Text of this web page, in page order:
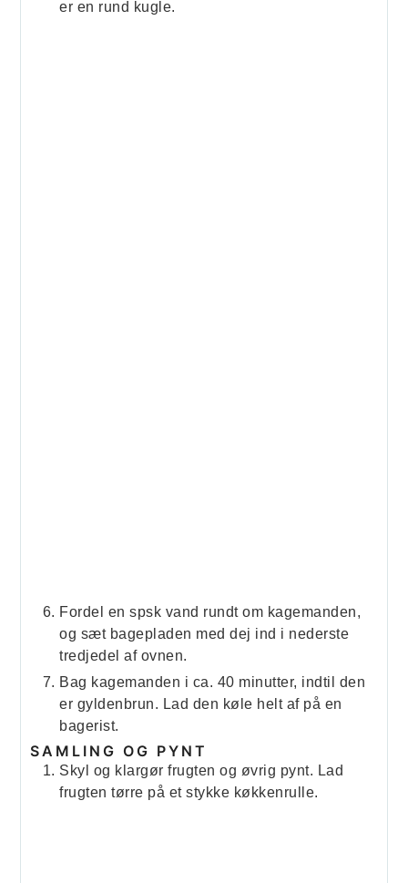
er en rund kugle.
Fordel en spsk vand rundt om kagemanden,
og sæt bagepladen med dej ind i nederste
tredjedel af ovnen.
Bag kagemanden i ca. 40 minutter, indtil den
er gyldenbrun. Lad den køle helt af på en
bagerist.
SAMLING OG PYNT
Skyl og klargør frugten og øvrig pynt. Lad
frugten tørre på et stykke køkkenrulle.